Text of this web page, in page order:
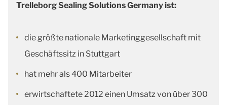
Trelleborg Sealing Solutions Germany ist:
die größte nationale Marketinggesellschaft mit
Geschäftssitz in Stuttgart
hat mehr als 400 Mitarbeiter
erwirtschaftete 2012 einen Umsatz von über 300